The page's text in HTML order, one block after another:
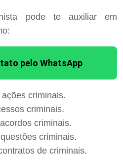
pode te auxiliar em
pelo WhatsApp
criminais.
criminais.
criminais.
criminais.
de criminais.